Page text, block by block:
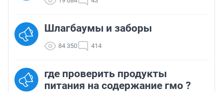
Шлагбаумы и заборы
84 350 414
где проверить продукты
питания на содержание гмо ?